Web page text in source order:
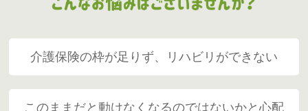
介護保険の枠が足りず、リハビリができない
このままだと動けなくなるのではないかと心配